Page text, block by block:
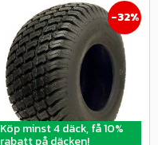
Köp minst 4 däck, få 10%
rabatt på däcken!
32%